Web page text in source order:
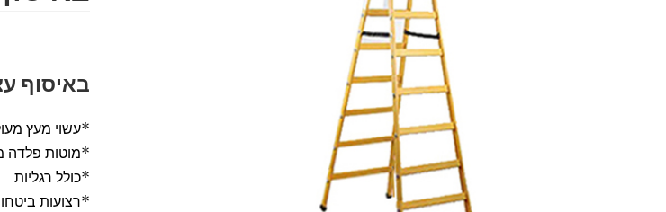
באיסוף
*עשוי מעץ
*מוטות פלדה
*כולל רגליות
*רצועות